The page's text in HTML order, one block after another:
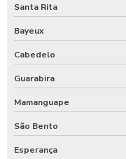
Santa Rita
Bayeux
Cabedelo
Guarabira
Mamanguape
São Bento
Esperança